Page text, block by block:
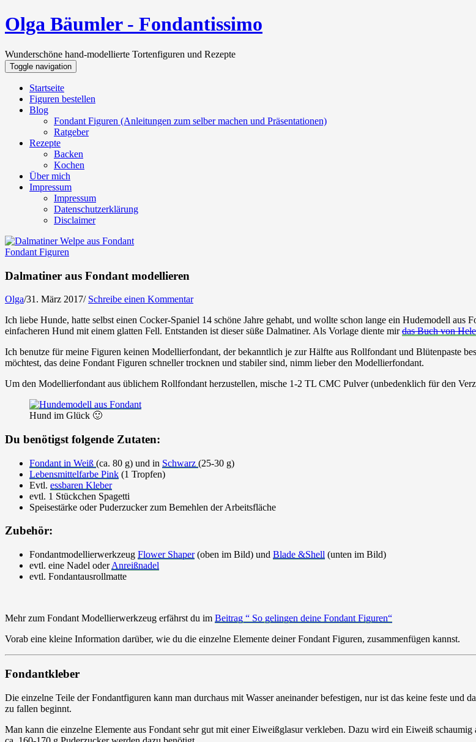
Olga Bäumler - Fondantissimo
Wunderschöne hand-modellierte Tortenfiguren und Rezepte
Toggle navigation
Startseite
Figuren bestellen
Blog
Fondant Figuren (Anleitungen zum selber machen und Präsentationen)
Ratgeber
Rezepte
Backen
Kochen
Über mich
Impressum
Impressum
Datenschutzerklärung
Disclaimer
Fondant Figuren
Dalmatiner aus Fondant modellieren
Olga/31. März 2017/ Schreibe einen Kommentar
Ich liebe Hunde, hatte selbst einen Cocker-Spaniel 14 schöne Jahre gehabt, und wollte schon lange ein Hudemodell
einfacheren Hund mit einem glatten Fell. Entstanden ist dieser süße Dalmatiner. Als Vorlage diente mirdas Buch von
Ich benutze für meine Figuren keinen Modellierfondant, der bekanntlich je zur Hälfte aus Rollfondant und Blütenpaste
möchtest, das deine Fondant Figuren schneller trocknen und stabiler sind, nimm lieber den Modellierfondant.
Um den Modellierfondant aus üblichem Rollfondant herzustellen, mische 1-2 TL CMC Pulver (unbedenklich für den
Hund im Glück 🙂
Du benötigst folgende Zutaten:
Fondant in Weiß (ca. 80 g) und in Schwarz (25-30 g)
Lebensmittelfarbe Pink (1 Tropfen)
Evtl. essbaren Kleber
evtl. 1 Stückchen Spagetti
Speisestärke oder Puderzucker zum Bemehlen der Arbeitsfläche
Zubehör:
Fondantmodellierwerkzeug Flower Shaper(oben im Bild) und Blade &Shell (unten im Bild)
evtl. eine Nadel oderAnreißnadel
evtl. Fondantausrollmatte
Mehr zum Fondant Modellierwerkzeug erfährst du im Beitrag “ So gelingen deine Fondant Figuren“
Vorab eine kleine Information darüber, wie du die einzelne Elemente deiner Fondant Figuren, zusammenfügen kannst.
Fondantkleber
Die einzelne Teile der Fondantfiguren kann man durchaus mit Wasser aneinander befestigen, nur ist das keine feste und
zu fallen beginnt.
Man kann die einzelne Elemente aus Fondant sehr gut mit einer Eiweißglasur verkleben. Dazu wird ein Eiweiß